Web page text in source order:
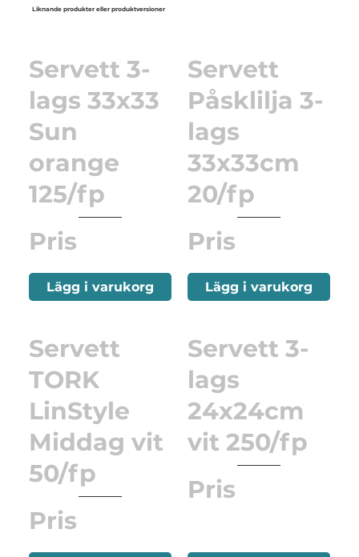
Liknande produkter eller produktversioner
Servett 3-
lags 33x33
Sun
orange
125/fp
Pris
Lägg i varukorg
Servett
Påsklilja 3-
lags
33x33cm
20/fp
Pris
Lägg i varukorg
Servett
TORK
LinStyle
Middag vit
50/fp
Pris
Servett 3-
lags
24x24cm
vit 250/fp
Pris